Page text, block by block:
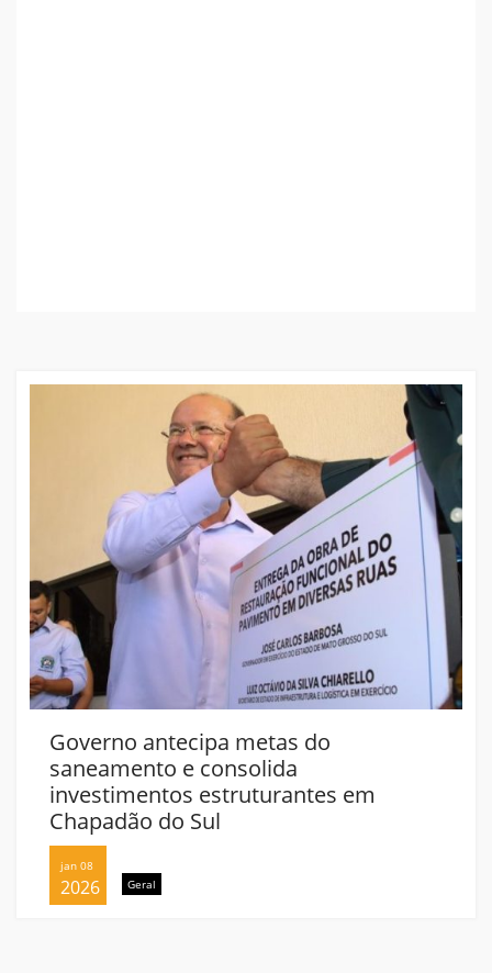
Governo antecipa metas do
saneamento e consolida
investimentos estruturantes em
Chapadão do Sul
jan 08
2026 Geral